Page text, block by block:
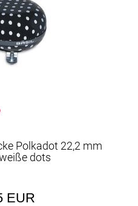
Polkadot 22,2 mm
dots
EUR